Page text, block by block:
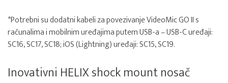
*Potrebni su dodatni kabeli za povezivanje VideoMic GO II s
računalima i mobilnim uređajima putem USB-a – USB-C uređaji:
SC16, SC17, SC18; iOS (Lightning) uređaji: SC15, SC19.
Inovativni HELIX shock mount nosač